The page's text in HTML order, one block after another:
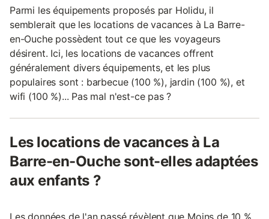
Parmi les équipements proposés par Holidu, il
semblerait que les locations de vacances à La Barre-
en-Ouche possèdent tout ce que les voyageurs
désirent. Ici, les locations de vacances offrent
généralement divers équipements, et les plus
populaires sont : barbecue (100 %), jardin (100 %), et
wifi (100 %)... Pas mal n'est-ce pas ?
Les locations de vacances à La
Barre-en-Ouche sont-elles adaptées
aux enfants ?